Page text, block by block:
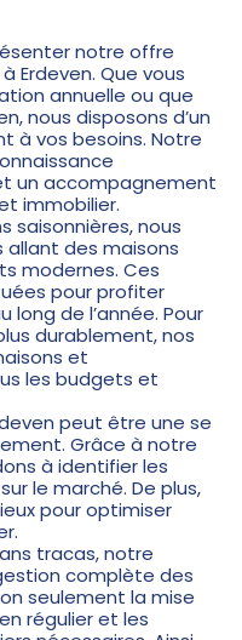
notre offre
Erdeven. Que vous
annuelle ou que
nous disposons d’un
à vos besoins. Notre
un accompagnement
immobilier.
saisonnières, nous
des maisons
modernes. Ces
pour profiter
de l’année. Pour
durablement, nos
et
les budgets et
peut être une se
Grâce à notre
à identifier les
le marché. De plus,
pour optimiser
tracas, notre
complète des
seulement la mise
régulier et les